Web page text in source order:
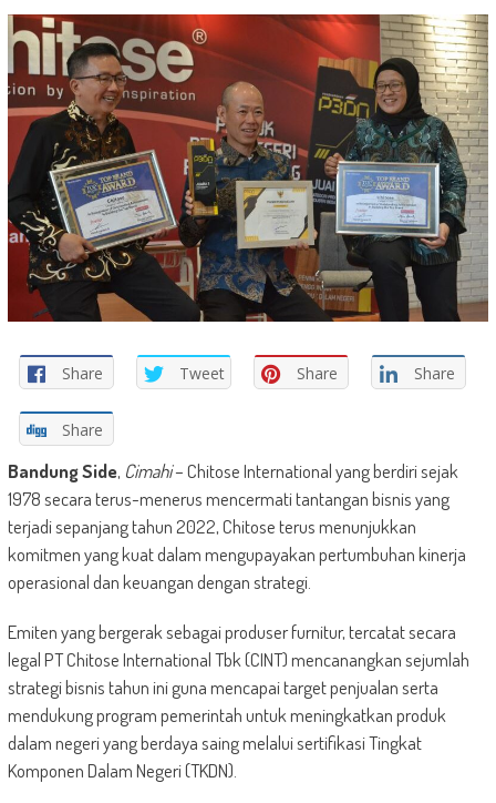
Share Tweet Share Share
Share
Bandung Side, Cimahi– Chitose International yang berdiri sejak
1978 secara terus-menerus mencermati tantangan bisnis yang
terjadi sepanjang tahun 2022, Chitose terus menunjukkan
komitmen yang kuat dalam mengupayakan pertumbuhan kinerja
operasional dan keuangan dengan strategi.
Emiten yang bergerak sebagai produser furnitur, tercatat secara
legal PT Chitose International Tbk (CINT) mencanangkan sejumlah
strategi bisnis tahun ini guna mencapai target penjualan serta
mendukung program pemerintah untuk meningkatkan produk
dalam negeri yang berdaya saing melalui sertifikasi Tingkat
Komponen Dalam Negeri (TKDN).